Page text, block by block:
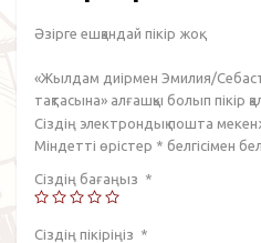
Әзірге ешқандай пікір жоқ.
«Жылдам диірмен Эмилия/
тақтасына» алғашқы болып пікір
Сіздің электрондық пошта
Міндетті өрістер * белгісімен
Сіздің бағаңыз *
Сіздің пікіріңіз *